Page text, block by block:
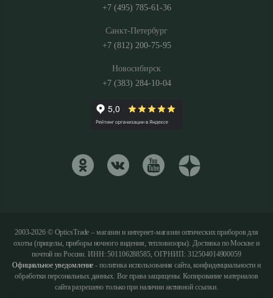
+7 (495) 785-61-36
Санкт-Петербург
+7 (812) 200-75-95
Новосибирск
+7 (383) 284-10-04
2003-2026 © OpticsTrade – магазин и интернет-магазин оптических приборов для
охоты (прицелы, приборы ночного видения, тепловизоры). Доставка по Москве и
почтой по России. ИНН: 501106288585, ОГРНИП: 312504014900059
Официальное уведомление - политика использования сайта, конфиденциальности и
обработки персональных данных. Все права защищены. Копирование материалов
сайта разрешено только при наличии активной ссылки.